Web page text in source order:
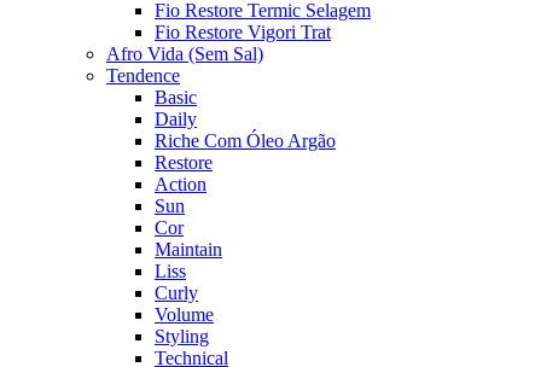
Fio Restore Termic Selagem
Fio Restore Vigori Trat
Afro Vida (Sem Sal)
Tendence
Basic
Daily
Riche Com Óleo Argão
Restore
Action
Sun
Cor
Maintain
Liss
Curly
Volume
Styling
Technical